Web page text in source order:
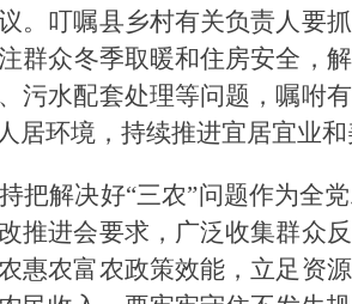
。叮嘱县乡村有关负责人要
群众冬季取暖和住房安全，
污水配套处理等问题，嘱咐
环境，持续推进宜居宜业和
把解决好“三农”问题作为全
推进会要求，广泛收集群众
惠农富农政策效能， 立足资